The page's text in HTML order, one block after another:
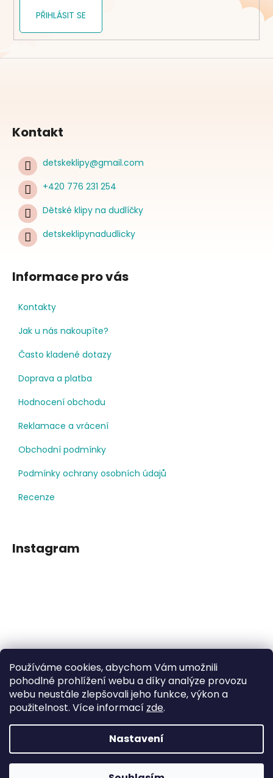
Používáme cookies, abychom Vám umožnili
pohodlné prohlížení webu a díky analýze provozu
webu neustále zlepšovali jeho funkce, výkon a
použitelnost. Více informací zde.
Nastavení
PŘIHLÁSIT SE
Kontakt
detskeklipy@gmail.com
+420 776 231 254
Dětské klipy na dudlíčky
detskeklipynadudlicky
Informace pro vás
Kontakty
Jak u nás nakoupíte?
Často kladené dotazy
Doprava a platba
Hodnocení obchodu
Reklamace a vrácení
Obchodní podmínky
Podmínky ochrany osobních údajů
Recenze
Instagram
Sledovat na Instagramu
Facebook
Vytvořil Shoptet